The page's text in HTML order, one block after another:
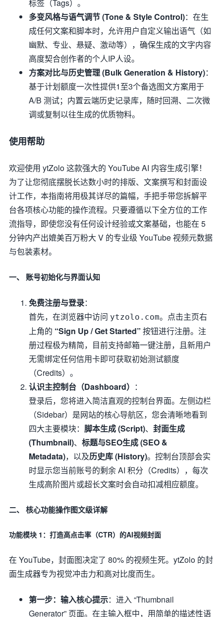
标签（Tags）。
多变风格与语气调节 (Tone & Style Control)：在生
成任何文案和脚本时，允许用户自定义输出语气（如
幽默、专业、悬疑、激动等），确保生成的文字内容
高度契合创作者的个人IP人设。
方案对比与历史管理 (Bulk Generation & History)：
基于计划额度一次性提供1至3个备选图文方案用于
A/B 测试；内置云端历史记录库，随时回溯、二次微
调或复制以往生成的优质物料。
使用帮助
欢迎使用 ytZolo 这款强大的 YouTube AI 内容生成引擎！
为了让您彻底摆脱长达数小时的排版、文案撰写和封面设
计工作，本指南将用极其详尽的篇幅，手把手带您拆解平
台各项核心功能的操作流程。只要遵循以下全方位的工作
流指导，即使您没有任何设计经验或文案基础，也能在 5
分钟内产出媲美百万粉大 V 的专业级 YouTube 视频元数据
与包装素材。
一、 账号初始化与界面认知
免费注册与登录：
首先，在浏览器中访问 ytzolo.com。点击主页右
上角的 “Sign Up / Get Started” 按钮进行注册。注
册过程极为精简，目前支持邮箱一键注册，且新用户
无需绑定任何信用卡即可获取初始测试额度
（Credits）。
认识主控制台（Dashboard） ：
登录后，您将进入简洁直观的控制台界面。左侧边栏
（Sidebar）是网站的核心导航区，您会清晰地看到
四大主要模块： 脚本生成 (Script)、 封面生成
(Thumbnail)、 标题与SEO生成 (SEO &
Metadata)，以及历史库 (History)。控制台顶部会实
时显示您当前账号的剩余 AI 积分（Credits），每次
生成高阶图片或超长文案时会自动扣减相应额度。
二、 核心功能操作图文级详解
功能模块 1：打造高点击率（CTR）的AI视频封面
在 YouTube，封面图决定了 80% 的视频生死。ytZolo 的封
面生成器专为视觉冲击力和高对比度而生。
第一步：输入核心提示：进入 “Thumbnail
Generator” 页面。在主输入框中，用简单的描述性语